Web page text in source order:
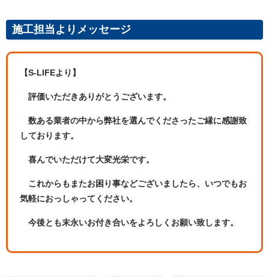
施工担当よりメッセージ
【S-LIFEより】
評価いただきありがとうございます。
数ある業者の中から弊社を選んでくださったご縁に感謝致
しております。
喜んでいただけて大変光栄です。
これからもまたお困り事などございましたら、いつでもお
気軽におっしゃってください。
今後とも末永いお付き合いをよろしくお願い致します。